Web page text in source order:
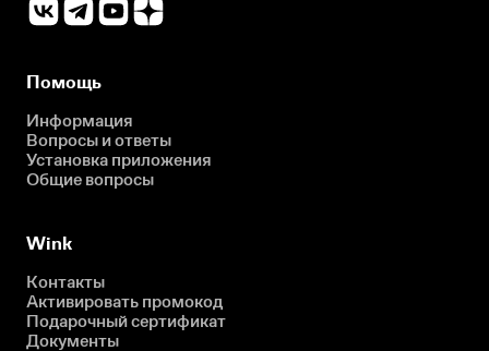
Помощь
Информация
Вопросы и ответы
Установка приложения
Общие вопросы
Wink
Контакты
Активировать промокод
Подарочный сертификат
Документы